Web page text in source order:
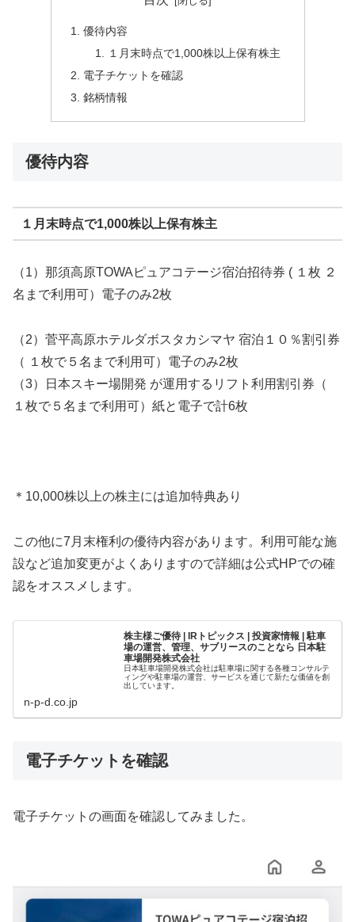
優待内容
１月末時点で1,000株以上保有株主
電子チケットを確認
銘柄情報
優待内容
１月末時点で1,000株以上保有株主
（1）那須高原TOWAピュアコテージ宿泊招待券 ( １枚 ２
名まで利用可）電子のみ2枚
（2）菅平高原ホテルダボスタカシマヤ 宿泊１０％割引券
（ １枚で５名まで利用可）電子のみ2枚
（3）日本スキー場開発 が運用するリフト利用割引券（
１枚で５名まで利用可）紙と電子で計6枚
＊10,000株以上の株主には追加特典あり
この他に7月末権利の優待内容があります。利用可能な施
設など追加変更がよくありますので詳細は公式HPでの確
認をオススメします。
株主様ご優待 | IRトピックス | 投資家情報 | 駐車
場の運営、管理、サブリースのことなら 日本駐
車場開発株式会社
日本駐車場開発株式会社は駐車場に関する各種コンサルテ
ィングや駐車場の運営、サービスを通じて新たな価値を創
出しています。
n-p-d.co.jp
電子チケットを確認
電子チケットの画面を確認してみました。